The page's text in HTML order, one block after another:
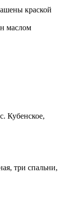
краской
маслом
Кубенское,
три спальни,